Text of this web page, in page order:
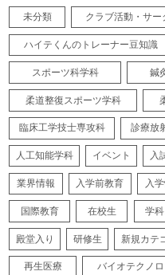
未分類 クラブ活動・サー
ハイテくんのトレーナー豆知識
スポーツ科学科 鍼
柔道整復スポーツ学科
臨床工学技士専攻科 診療放
人工知能学科 イベント 入
業界情報 入学前教育 入
国際教育 在校生 学
殿堂入り 研修生 新規カテ
再生医療 バイオテクノ